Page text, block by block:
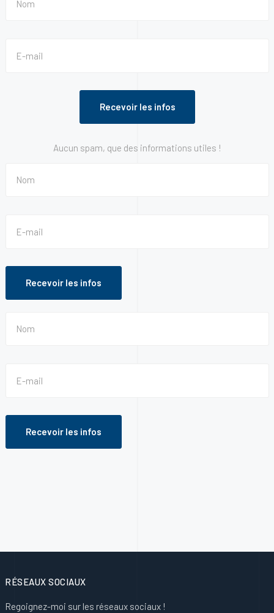
Aucun spam, que des informations utiles !
RÉSEAUX SOCIAUX
Regoignez-moi sur les réseaux sociaux !